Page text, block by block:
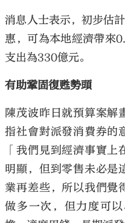
消息人士表示，初步估
惠，可為本地經濟帶來
支出為330億元。
有助鞏固復甦勢頭
陳茂波昨日就預算案解
指社會對派發消費券的
「我們見到經濟事實
明顯，但到零售未必是
業再差些，所以我們覺
做多一次，但力度可